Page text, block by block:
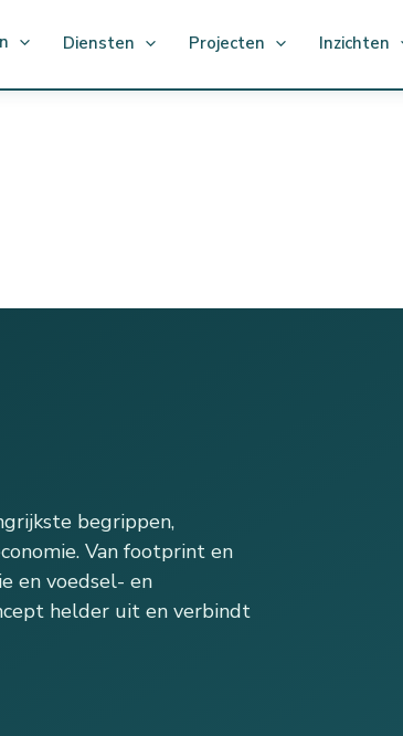
Diensten Projecten Inzichten
begrippen,
Van footprint en
en voedsel- en
helder uit en verbindt